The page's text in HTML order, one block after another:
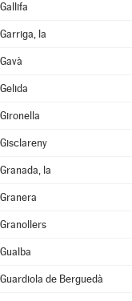
Gallifa
Garriga, la
Gavà
Gelida
Gironella
Gisclareny
Granada, la
Granera
Granollers
Gualba
Guardiola de Berguedà